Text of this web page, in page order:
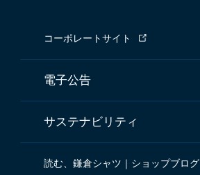
コーポレートサイト
電子公告
サステナビリティ
読む、鎌倉シャツ｜ショップブログ